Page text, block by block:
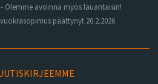
Olemme avoinna myös lauantaisin!
päättynyt 20.2.2026